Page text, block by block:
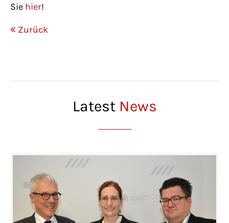
Sie hier!
Zurück
Latest News